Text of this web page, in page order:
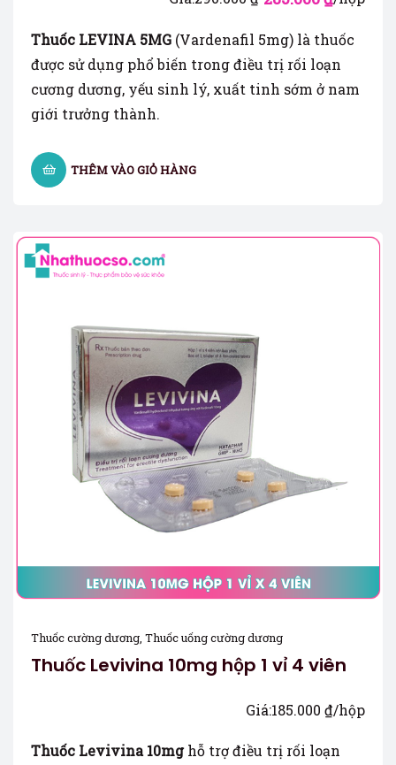
Thuốc LEVINA 5MG (Vardenafil 5mg) là thuốc
được sử dụng phổ biến trong điều trị rối loạn
cương dương, yếu sinh lý, xuất tinh sớm ở nam
giới trưởng thành.
THÊM VÀO GIỎ HÀNG
Thuốc cường dương, Thuốc uống cường dương
Thuốc Levivina 10mg hộp 1 vỉ 4 viên
Giá:185.000 ₫/hộp
Thuốc Levivina 10mghỗ trợ điều trị rối loạn